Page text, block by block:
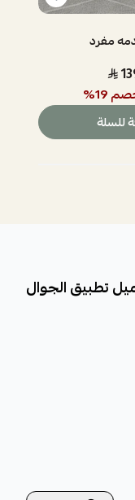
مفرد
19
%
للسلة
تطبيق الجوال